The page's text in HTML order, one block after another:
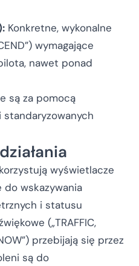
Konkretne, wykonalne
wymagające
nawet ponad
są za pomocą
wyświetlacze
wskazywania
i statusu
(„TRAFFIC,
przebijają się przez
są do